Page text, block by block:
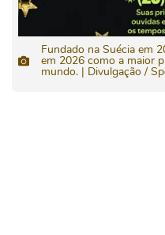
Fundado na Suécia em
em 2026 como a maior
mundo. | Divulgação /